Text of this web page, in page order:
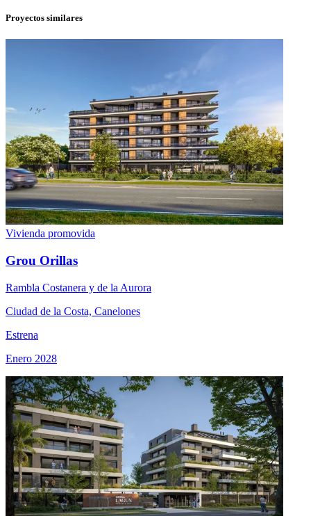
Proyectos similares
Vivienda promovida
Grou Orillas
Rambla Costanera y de la Aurora
Ciudad de la Costa, Canelones
Estrena
Enero 2028